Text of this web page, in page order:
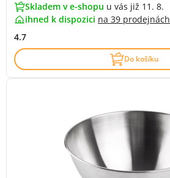
Skladem v e-shopu u vás již 11. 8.
ihned k dispozici na 39 prodejnách
4.7
Do košíku